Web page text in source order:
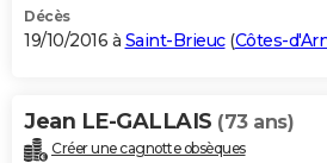
Décès
19/10/2016 à Saint-Brieuc(Côtes-
Jean LE-GALLAIS (73 ans)
Créer une cagnotte obsèques